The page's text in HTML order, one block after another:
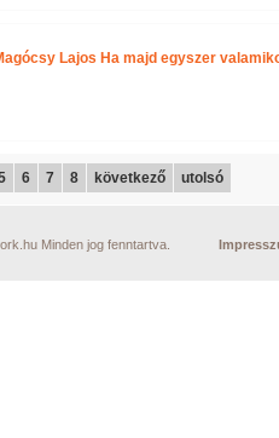
Lajos Ha majd egyszer
6 7 8 következő utolsó
Minden jog fenntartva.